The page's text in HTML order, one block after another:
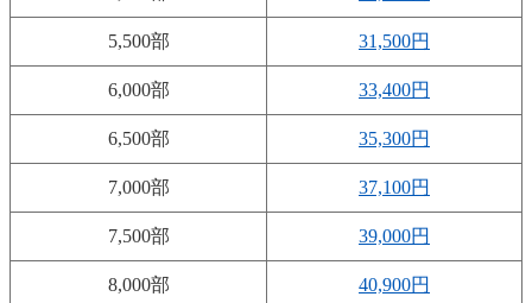
5,500部 31,500円
6,000部 33,400円
6,500部 35,300円
7,000部 37,100円
7,500部 39,000円
8,000部 40,900円